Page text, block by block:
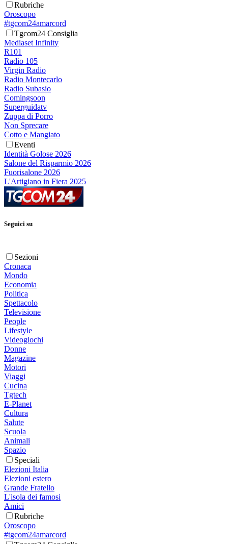
Rubriche
Oroscopo
#tgcom24amarcord
Tgcom24 Consiglia
Mediaset Infinity
R101
Radio 105
Virgin Radio
Radio Montecarlo
Radio Subasio
Comingsoon
Superguidatv
Zuppa di Porro
Non Sprecare
Cotto e Mangiato
Eventi
Identità Golose 2026
Salone del Risparmio 2026
Fuorisalone 2026
L'Artigiano in Fiera 2025
Seguici su
Sezioni
Cronaca
Mondo
Economia
Politica
Spettacolo
Televisione
People
Lifestyle
Videogiochi
Donne
Magazine
Motori
Viaggi
Cucina
Tgtech
E-Planet
Cultura
Salute
Scuola
Animali
Spazio
Speciali
Elezioni Italia
Elezioni estero
Grande Fratello
L'isola dei famosi
Amici
Rubriche
Oroscopo
#tgcom24amarcord